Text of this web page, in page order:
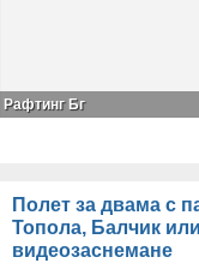
Рафтинг Бг
Полет за двама с
Топола, Балчик
видеозаснемане